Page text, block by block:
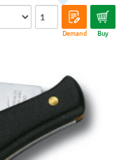
Demand Buy